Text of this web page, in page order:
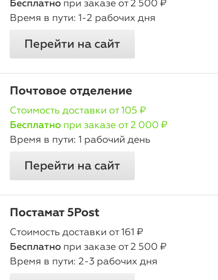
Бесплатно при заказе от 2 500 ₽
1-2 рабочих дня
Перейти на сайт
Почтовое отделение
oт 105 ₽
Бесплатно при заказе от 2 000 ₽
1 рабочий день
Перейти на сайт
Постамат 5Post
oт 161 ₽
Бесплатно при заказе от 2 500 ₽
2-3 рабочих дня